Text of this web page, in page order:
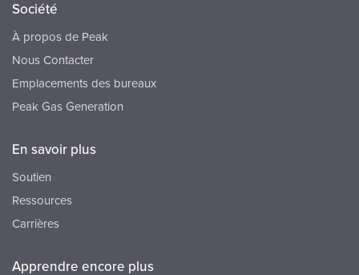
Société
À propos de Peak
Nous Contacter
Emplacements des bureaux
Peak Gas Generation
En savoir plus
Soutien
Ressources
Carrières
Apprendre encore plus